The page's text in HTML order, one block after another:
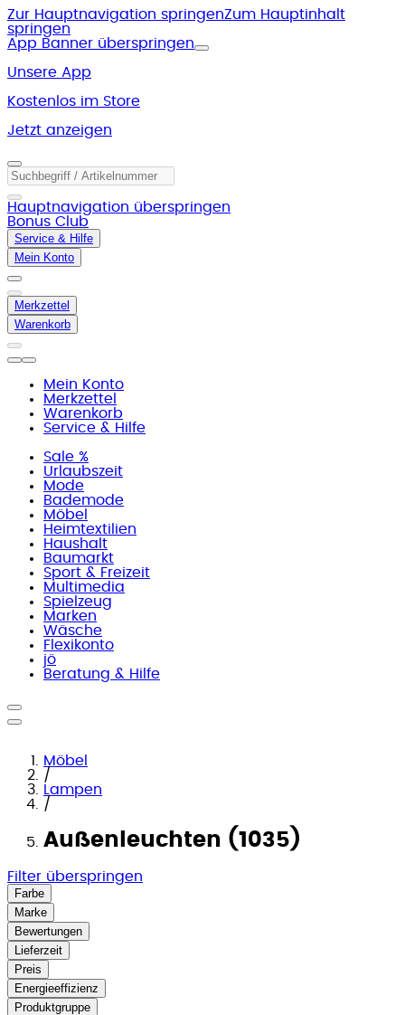
Zur Hauptnavigation springenZum Hauptinhalt
springen
App Banner überspringen
Unsere App
Kostenlos im Store
Jetzt anzeigen
Hauptnavigation überspringen
Bonus Club
Service & Hilfe
Mein Konto
Merkzettel
Warenkorb
Mein Konto
Merkzettel
Warenkorb
Service & Hilfe
Sale %
Urlaubszeit
Mode
Bademode
Möbel
Heimtextilien
Haushalt
Baumarkt
Sport & Freizeit
Multimedia
Spielzeug
Marken
Wäsche
Flexikonto
jö
Beratung & Hilfe
Möbel
/
Lampen
/
Außenleuchten (1035)
Filter überspringen
Farbe
Marke
Bewertungen
Lieferzeit
Preis
Energieeffizienz
Produktgruppe